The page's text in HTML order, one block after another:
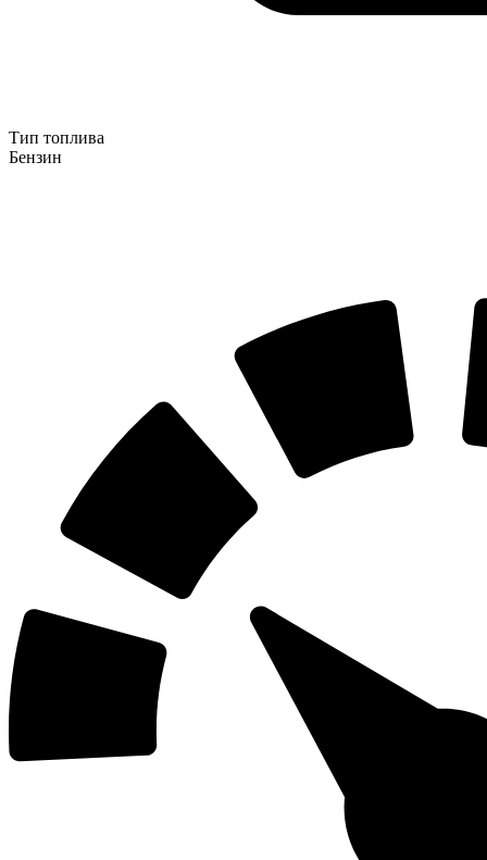
Тип топлива
Бензин